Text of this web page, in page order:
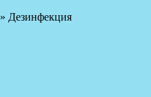
» Дезинфекция